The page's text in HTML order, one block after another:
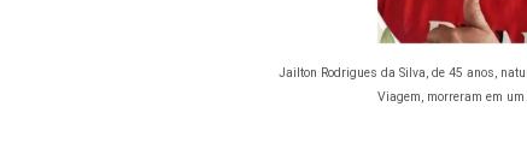
Jailton Rodrigues da Silva, de 45 anos,
Viagem, morreram em